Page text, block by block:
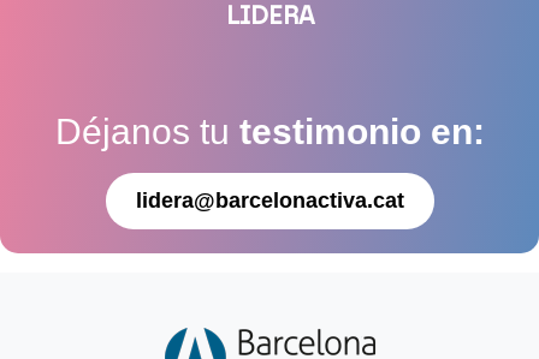
LIDERA
Déjanos tu testimonio en:
lidera@barcelonactiva.cat